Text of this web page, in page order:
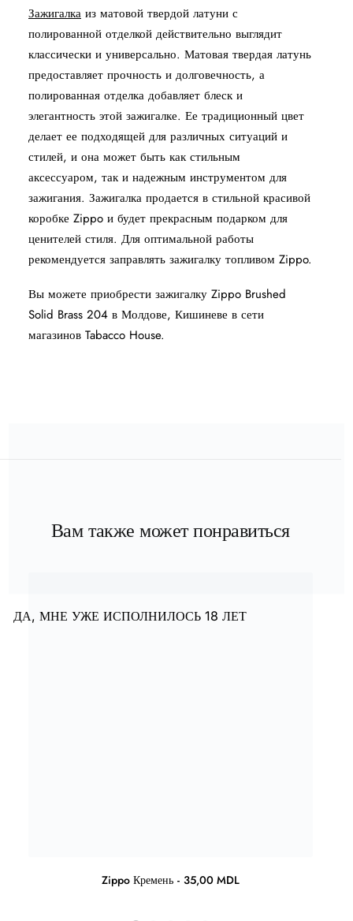
Зажигалка из матовой твердой латуни с
полированной отделкой действительно выглядит
классически и универсально. Матовая твердая латунь
предоставляет прочность и долговечность, а
полированная отделка добавляет блеск и
элегантность этой зажигалке. Ее традиционный цвет
делает ее подходящей для различных ситуаций и
стилей, и она может быть как стильным
аксессуаром, так и надежным инструментом для
зажигания. Зажигалка продается в стильной красивой
коробке Zippo и будет прекрасным подарком для
ценителей стиля. Для оптимальной работы
рекомендуется заправлять зажигалку топливом Zippo.
Вы можете приобрести зажигалку Zippo Brushed
Solid Brass 204 в Молдове, Кишиневе в сети
магазинов Tabacco House.
Вам также может понравиться
Zippo Кремень 35,00 MDL
ДА, МНЕ УЖЕ ИСПОЛНИЛОСЬ 18 ЛЕТ